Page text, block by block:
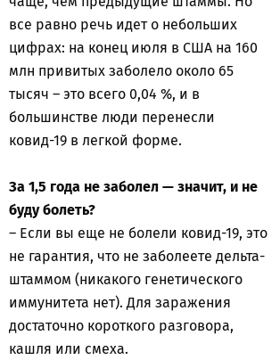
все равно речь идет о небольших
цифрах: на конец июля в США на 160
млн привитых заболело около 65
тысяч – это всего 0,04 %, и в
большинстве люди перенесли
ковид-19 в легкой форме.
За 1,5 года не заболел — значит, и не
буду болеть?
– Если вы еще не болели ковид-19, это
не гарантия, что не заболеете дельта-
штаммом (никакого генетического
иммунитета нет). Для заражения
достаточно короткого разговора,
кашля или смеха.